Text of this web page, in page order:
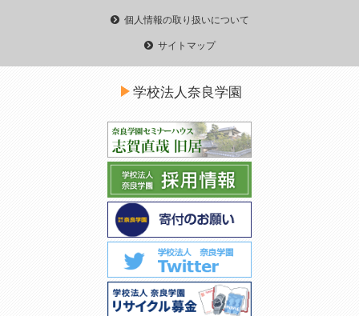
個人情報の取り扱いについて
サイトマップ
学校法人奈良学園